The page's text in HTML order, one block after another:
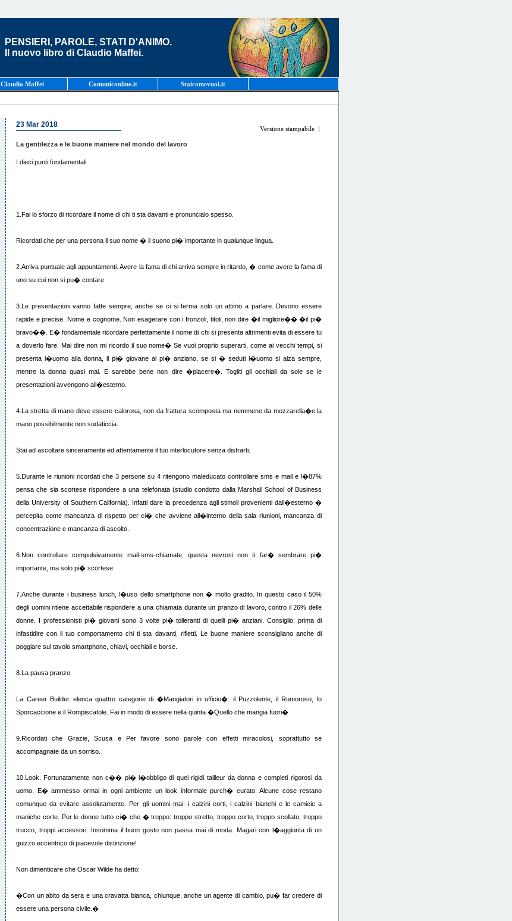
PENSIERI, PAROLE, STATI D'ANIMO.
Il nuovo libro di Claudio Maffei.
Claudio Maffei Comuniconline.it Staicomevuoi.it
23 Mar 2018 Versione stampabile |
La gentilezza e le buone maniere nel mondo del lavoro
I dieci punti fondamentali
1.Fai lo sforzo di ricordare il nome di chi ti sta davanti e pronuncialo spesso.
Ricordati che per una persona il suo nome � il suono pi� importante in qualunque lingua.
2.Arriva puntuale agli appuntamenti. Avere la fama di chi arriva sempre in ritardo, � come avere la fama di
uno su cui non si pu� contare.
3.Le presentazioni vanno fatte sempre, anche se ci si ferma solo un attimo a parlare. Devono essere
rapide e precise. Nome e cognome. Non esagerare con i fronzoli, titoli, non dire �il migliore�� �il pi�
bravo��. E� fondamentale ricordare perfettamente il nome di chi si presenta altrimenti evita di essere tu
a doverlo fare. Mai dire non mi ricordo il suo nome� Se vuoi proprio superarti, come ai vecchi tempi, si
presenta l�uomo alla donna, il pi� giovane al pi� anziano, se si � seduti l�uomo si alza sempre,
mentre la donna quasi mai. E sarebbe bene non dire �piacere�. Togliti gli occhiali da sole se le
presentazioni avvengono all�esterno.
4.La stretta di mano deve essere calorosa, non da frattura scomposta ma nemmeno da mozzarella�e la
mano possibilmente non sudaticcia.
Stai ad ascoltare sinceramente ed attentamente il tuo interlocutore senza distrarti.
5.Durante le riunioni ricordati che 3 persone su 4 ritengono maleducato controllare sms e mail e l�87%
pensa che sia scortese rispondere a una telefonata (studio condotto dalla Marshall School of Business
della University of Southern California). Infatti dare la precedenza agli stimoli provenienti dall�esterno �
percepita come mancanza di rispetto per ci� che avviene all�interno della sala riunioni, mancanza di
concentrazione e mancanza di ascolto.
6.Non controllare compulsivamente mail-sms-chiamate, questa nevrosi non ti far� sembrare pi�
importante, ma solo pi� scortese.
7.Anche durante i business lunch, l�uso dello smartphone non � molto gradito. In questo caso il 50%
degli uomini ritiene accettabile rispondere a una chiamata durante un pranzo di lavoro, contro il 26% delle
donne. I professionisti pi� giovani sono 3 volte pi� tolleranti di quelli pi� anziani. Consiglio: prima di
infastidire con il tuo comportamento chi ti sta davanti, rifletti. Le buone maniere sconsigliano anche di
poggiare sul tavolo smartphone, chiavi, occhiali e borse.
8.La pausa pranzo.
La Career Builder elenca quattro categorie di �Mangiatori in ufficio�: il Puzzolente, il Rumoroso, lo
Sporcaccione e il Rompiscatole. Fai in modo di essere nella quinta �Quello che mangia fuori�
9.Ricordati che Grazie, Scusa e Per favore sono parole con effetti miracolosi, soprattutto se
accompagnate da un sorriso.
10.Look. Fortunatamente non c�� pi� l�obbligo di quei rigidi tailleur da donna e completi rigorosi da
uomo. E� ammesso ormai in ogni ambiente un look informale purch� curato. Alcune cose restano
comunque da evitare assolutamente. Per gli uomini mai: i calzini corti, i calzini bianchi e le camicie a
maniche corte. Per le donne tutto ci� che � troppo: troppo stretto, troppo corto, troppo scollato, troppo
trucco, troppi accessori. Insomma il buon gusto non passa mai di moda. Magari con l�aggiunta di un
guizzo eccentrico di piacevole distinzione!
Non dimenticare che Oscar Wilde ha detto:
�Con un abito da sera e una cravatta bianca, chiunque, anche un agente di cambio, pu� far credere di
essere una persona civile.�